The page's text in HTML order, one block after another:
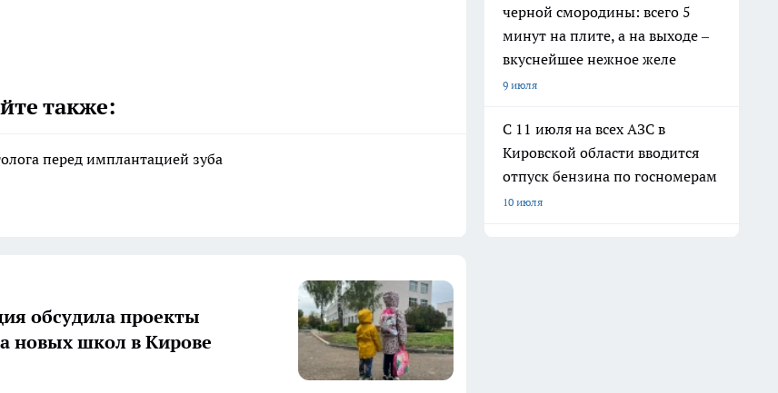
также:
перед имплантацией зуба
черной смородины: всего 5
минут на плите, а на выходе –
вкуснейшее нежное желе
9 июля
С 11 июля на всех АЗС в
Кировской области вводится
отпуск бензина по госномерам
10 июля
обсудила проекты
новых школ в Кирове